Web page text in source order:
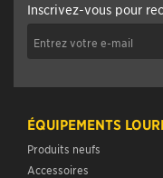
Inscrivez-vous pour
ÉQUIPEMENTS
Produits neufs
Accessoires